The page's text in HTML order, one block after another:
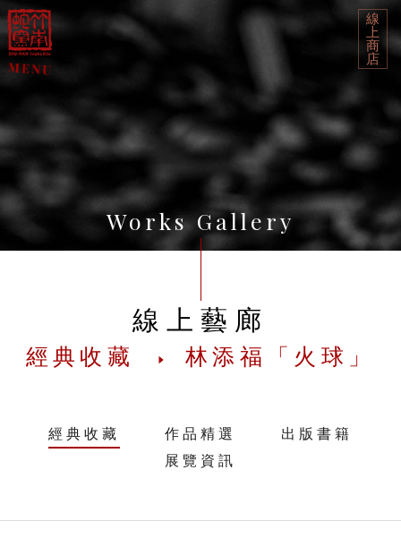
線
上
商
店
Works Gallery
線上藝廊
經典收藏 林添福「火球」
經典收藏 作品精選
出版書籍
展覽資訊